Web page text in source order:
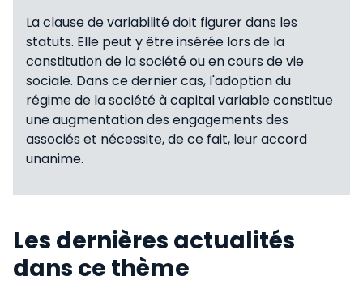
La clause de variabilité doit figurer dans les
statuts. Elle peut y être insérée lors de la
constitution de la société ou en cours de vie
sociale. Dans ce dernier cas, l'adoption du
régime de la société à capital variable constitue
une augmentation des engagements des
associés et nécessite, de ce fait, leur accord
unanime.
Les dernières actualités
dans ce thème